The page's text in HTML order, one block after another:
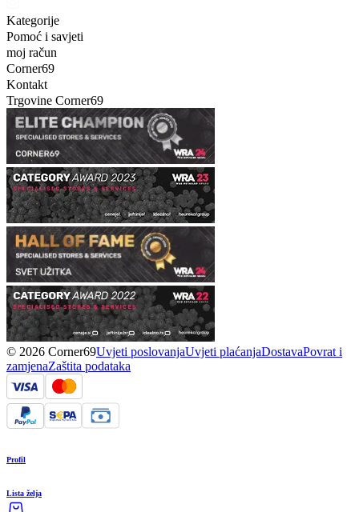
Kategorije
Pomoć i savjeti
moj račun
Corner69
Kontakt
Trgovine Corner69
© 2026 Corner69Uvjeti poslovanjaUvjeti plaćanjaDostavaPovrat i
zamjenaZaštita podataka
Profil
Lista želja